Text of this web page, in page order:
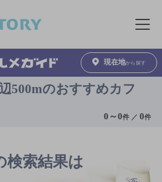
メニュ
現在地から探す
500mのおすすめカフ
0 ～0件 ／0件
検索結果は